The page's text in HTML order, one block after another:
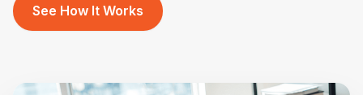
See How It Works